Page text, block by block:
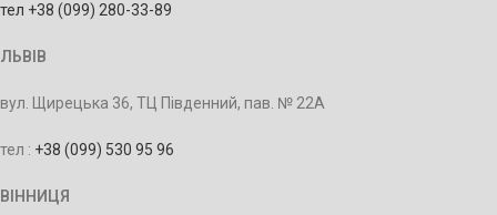
тел +38 (099) 280-33-89
ЛЬВІВ
вул. Щирецька 36, ТЦ Південний, пав. № 22А
тел : +38 (099) 530 95 96
ВІННИЦЯ